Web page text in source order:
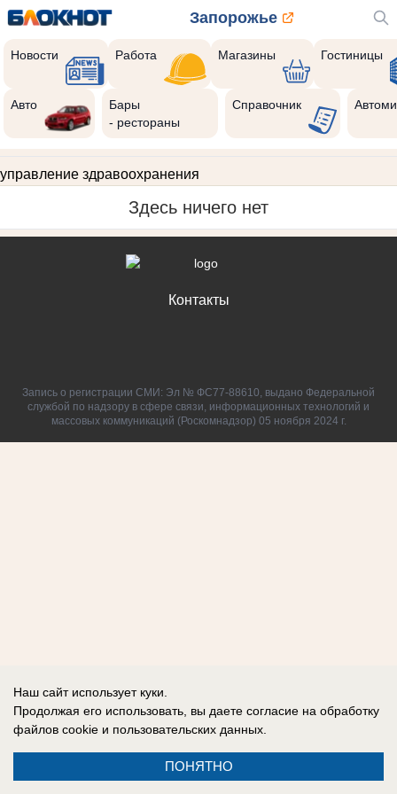
Запорожье
Новости Работа Магазины Гостиницы
Авто
Бары
- рестораны
Справочник
управление здравоохранения
Здесь ничего нет
Контакты
Запись о регистрации СМИ: Эл № ФС77-88610, выдано Федеральной
службой по надзору в сфере связи, информационных технологий и
массовых коммуникаций (Роскомнадзор) 05 ноября 2024 г.
Наш сайт использует куки.
Продолжая его использовать, вы даете согласие на обработку
файлов cookie и пользовательских данных.
ПОНЯТНО